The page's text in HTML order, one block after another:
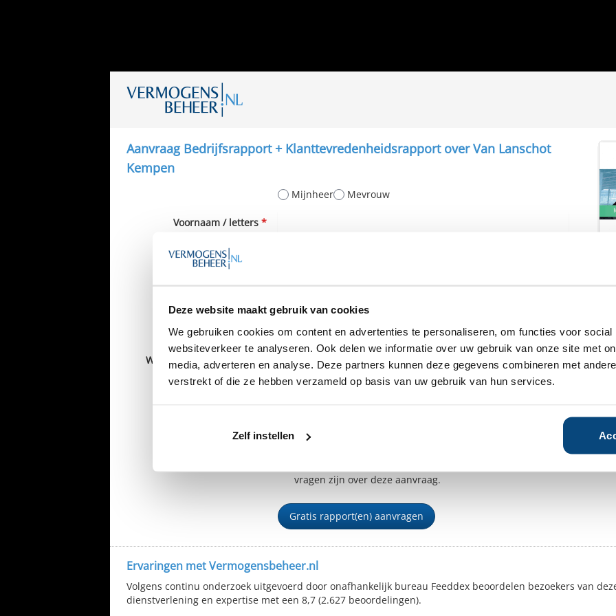
Deze website maakt gebruik van cookies
We gebruiken cookies om content en advertenties te personaliseren, om functies voor social
websiteverkeer te analyseren. Ook delen we informatie over uw gebruik van onze site met
media, adverteren en analyse. Deze partners kunnen deze gegevens combineren met
verstrekt of die ze hebben verzameld op basis van uw gebruik van hun services.
Zelf instellen
Aanvraag Bedrijfsrapport + Klanttevredenheidsrapport over Van Lanschot
Kempen
Mijnheer Mevrouw
Voornaam / letters *
Tussenvoegsel
Telefoon*
Nederland
Email*
Wanneer bent u het beste
telefonisch bereikbaar?
Ja, ik ontvang graag het gratis Bedrijfsrapport en
vragen zijn over deze aanvraag.
Gratis rapport(en) aanvragen
16
Ervaringen met Vermogensbeheer.nl
Volgens continu onderzoek uitgevoerd door onafhankelijk bureau Feeddex beoordelen bezoekers van
dienstverlening en expertise met een 8,7 (2.627 beoordelingen).